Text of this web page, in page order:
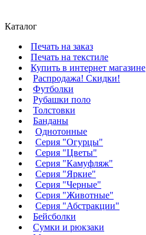
Каталог
Печать на заказ
Печать на текстиле
Купить в интернет магазине
Распродажа! Скидки!
Футболки
Рубашки поло
Толстовки
Банданы
Однотонные
Серия "Огурцы"
Серия "Цветы"
Серия "Камуфляж"
Серия "Яркие"
Серия "Черные"
Серия "Животные"
Серия "Абстракции"
Бейсболки
Сумки и рюкзаки